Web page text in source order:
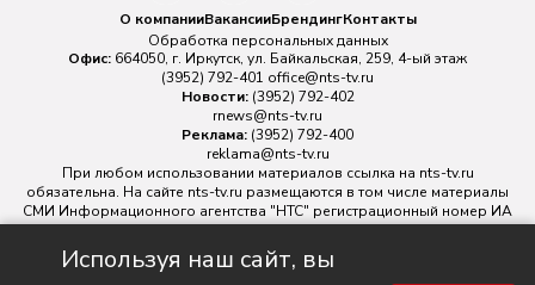
Используя наш сайт, вы
О компанииВакансииБрендингКонтакты
Обработка персональных данных
Офис: 664050, г. Иркутск, ул. Байкальская, 259, 4-ый этаж
(3952) 792-401 office@nts-tv.ru
Новости: (3952) 792-402
rnews@nts-tv.ru
Реклама: (3952) 792-400
reklama@nts-tv.ru
При любом использовании материалов ссылка на nts-tv.ru
обязательна. На сайте nts-tv.ru размещаются в том числе материалы
СМИ Информационного агентства "НТС" регистрационный номер ИА
№ ФС 77 - 88763 зарегистрировано Федеральной службой по
надзору в сфере связи, информационных технологий и массовых
коммуникаций.